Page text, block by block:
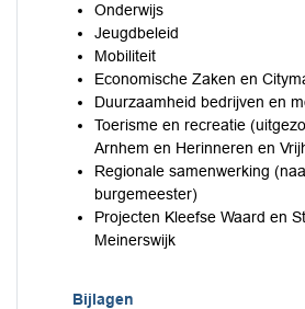
Onderwijs
Jeugdbeleid
Mobiliteit
Economische Zaken en
Duurzaamheid bedrijven en
Toerisme en recreatie
Arnhem en Herinneren en
Regionale samenwerking
burgemeester)
Projecten Kleefse Waard en
Meinerswijk
Bijlagen